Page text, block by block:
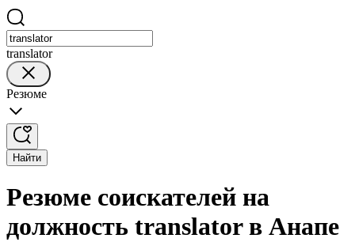
translator
Резюме
Найти
Резюме соискателей на
должность translator в Анапе